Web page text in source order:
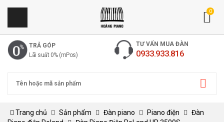
0
TRẢ GÓP
Lãi suất 0% (mPos)
TƯ VẤN MUA ĐÀN
0933.933.816
Trang chủ Sản phẩm Đàn piano Piano điện
Đàn